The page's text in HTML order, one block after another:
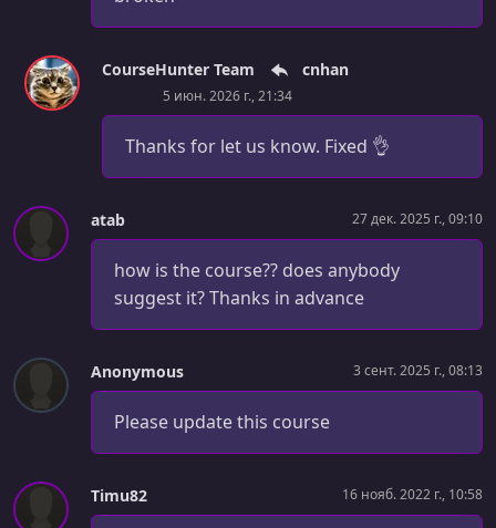
УРОК 31.
AWS Web Application Firewall (WAF)
AWS Firewall Manager
AWS Key Management System (KMS)
УРОК 34. 00:02:48
Demo: Working with Keys in AWS KMS
00:02:01
Understanding Certificates
УРОК 36.
AWS Secrets Manager
Demo: Working with AWS Secrets Manager
CourseHunter Team cnhan
5 июн. 2026 г., 21:34
Thanks for let us know. Fixed 👌
atab 27 дек. 2025 г., 09:10
how is the course?? does anybody
suggest it? Thanks in advance
Anonymous 3 сент. 2025 г., 08:13
Please update this course
Timu82 16 нояб. 2022 г., 10:58